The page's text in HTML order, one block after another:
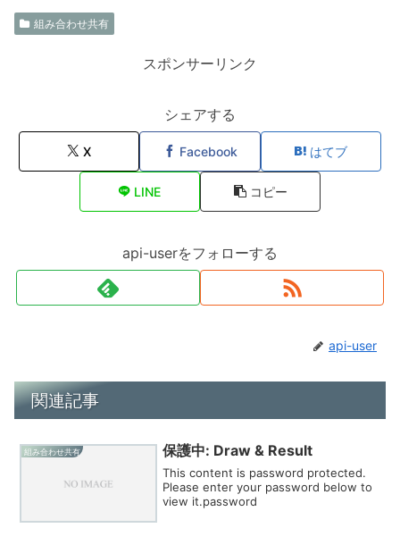
組み合わせ共有
スポンサーリンク
シェアする
X Facebook はてブ
LINE コピー
api-userをフォローする
api-user
関連記事
組み合わせ共有 保護中: Draw & Result
This content is password protected.
Please enter your password below to
view it.password